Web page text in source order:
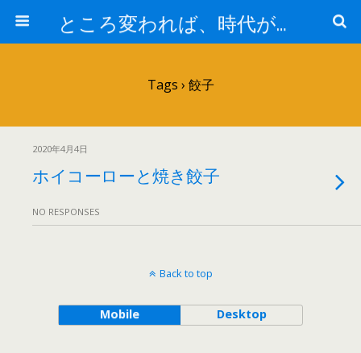
ところ変われば、時代が違えば
Tags › 餃子
2020年4月4日
ホイコーローと焼き餃子
NO RESPONSES
Back to top
Mobile Desktop